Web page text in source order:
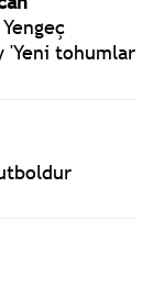
'Yeni tohumlar